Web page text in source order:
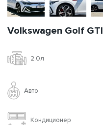
Volkswagen Golf GTI
2.0л
Авто
Кондиционер